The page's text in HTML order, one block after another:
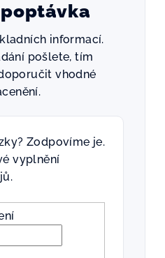
informací.
pošlete, tím
vhodné
Zodpovíme je.
vyplnění